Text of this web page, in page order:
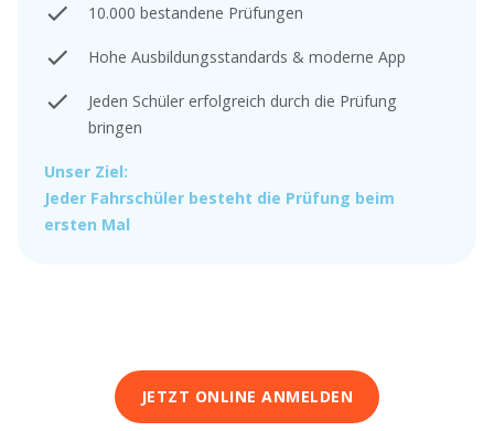
10.000 bestandene Prüfungen
Hohe Ausbildungsstandards & moderne App
Jeden Schüler erfolgreich durch die Prüfung
bringen
Unser Ziel:
Jeder Fahrschüler besteht die Prüfung beim
ersten Mal
JETZT ONLINE ANMELDEN